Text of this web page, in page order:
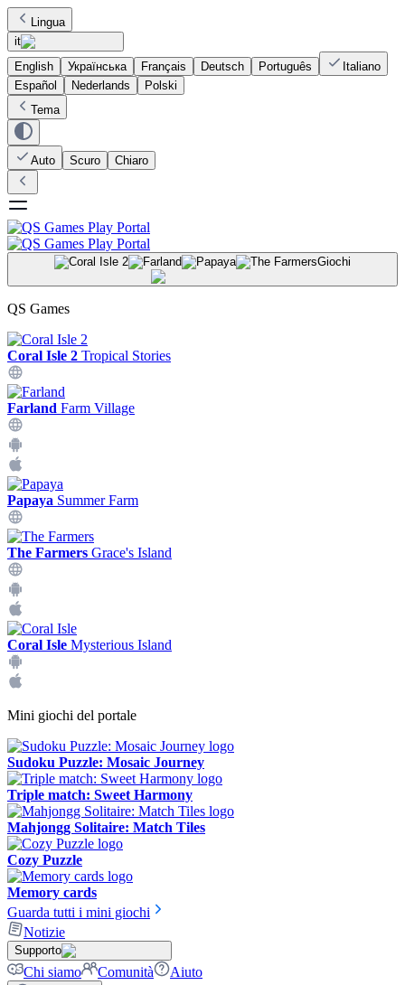
Lingua
it
English
Українська Français Deutsch Português
Italiano
Español
Nederlands
Polski
Tema
Auto Scuro Chiaro
Giochi
QS Games
Coral Isle 2 Tropical Stories
Farland Farm Village
Papaya Summer Farm
The Farmers Grace's Island
Coral Isle Mysterious Island
Mini giochi del portale
Sudoku Puzzle: Mosaic Journey
Triple match: Sweet Harmony
Mahjongg Solitaire: Match Tiles
Cozy Puzzle
Memory cards
Guarda tutti i mini giochi
Notizie
Supporto
Chi siamo Comunità Aiuto